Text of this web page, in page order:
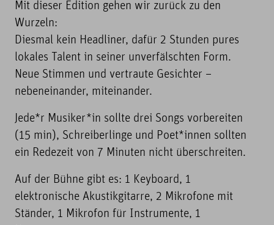
Mit dieser Edition gehen wir zurück zu den
Wurzeln:
Diesmal kein Headliner, dafür 2 Stunden pures
lokales Talent in seiner unverfälschten Form.
Neue Stimmen und vertraute Gesichter –
nebeneinander, miteinander.
Jede*r Musiker*in sollte drei Songs vorbereiten
(15 min), Schreiberlinge und Poet*innen sollten
ein Redezeit von 7 Minuten nicht überschreiten.
Auf der Bühne gibt es: 1 Keyboard, 1
elektronische Akustikgitarre, 2 Mikrofone mit
Ständer, 1 Mikrofon für Instrumente, 1